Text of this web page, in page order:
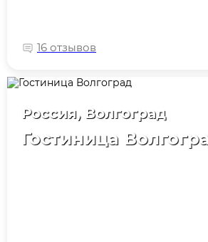
16 отзывов
Россия, Волгоград
Гостиница